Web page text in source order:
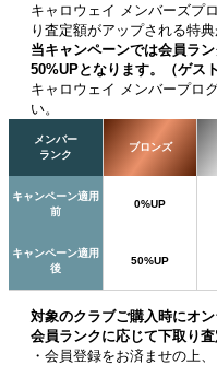
キャロウェイ メンバーズプ
り査定額がアップされる特典
当キャンペーンでは会員ラ
50%UPとなります。（ゲスト
キャロウェイ メンバープロ
い。
メンバー
ランク
ブロンズ
キャンペーン適用
前
0%UP
キャンペーン適用
後
50%UP
対象のクラブご購入時にオ
会員ランクに応じて下取り
・会員登録をお済ませの上